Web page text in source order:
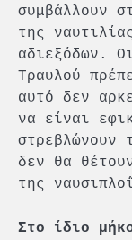
συμβάλλουν
της
αδιεξόδων.
Τραυλού
αυτό δεν
να είναι
στρεβλώνουν
δεν θα
της
Στο ίδιο